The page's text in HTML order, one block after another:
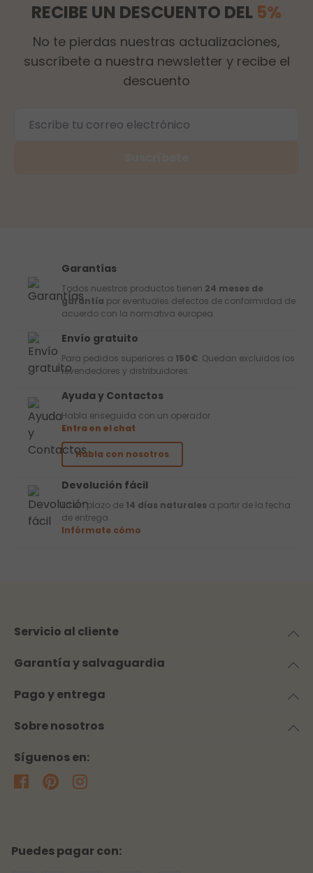
RECIBE UN DESCUENTO DEL 5%
No te pierdas nuestras actualizaciones,
suscríbete a nuestra newsletter y recibe el
descuento
Garantías
Todos nuestros productos tienen 24 meses de
garantía por eventuales defectos de conformidad de
acuerdo con la normativa europea.
Envío gratuito
Para pedidos superiores a 150€. Quedan excluidos los
revendedores y distribuidores.
Ayuda y Contactos
Habla enseguida con un operador
Entra en el chat
Habla con nosotros
Devolución fácil
En un plazo de 14 días naturales a partir de la fecha
de entrega
Infórmate cómo
Servicio al cliente
Garantía y salvaguardia
Pago y entrega
Sobre nosotros
Síguenos en:
Puedes pagar con: